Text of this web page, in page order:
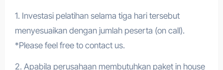
1. Investasi pelatihan selama tiga hari tersebut
menyesuaikan dengan jumlah peserta (on call).
*Please feel free to contact us.
2. Apabila perusahaan membutuhkan paket in house